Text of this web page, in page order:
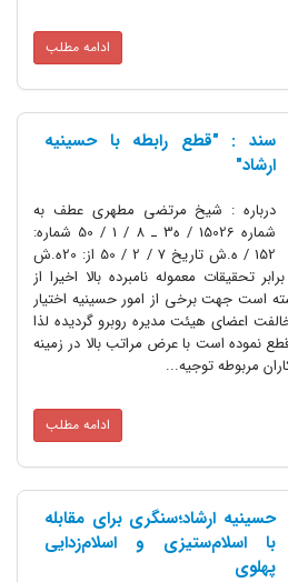
ادامه مطلب
سند : "قطع رابطه با حسینیه
ارشاد"
درباره : شیخ مرتضى مطهرى عطف به
شماره 15026 / ه3 ـ 8 / 1 / 50 شماره:
152 / ه.ش تاریخ 7 / 2 / 50 از: 20ه.ش
ساواک تهران ه3 برابر تحقیقات معموله نامبرده بالا اخیرا از
است جهت برخى از امور حسینیه اختیار
اعضاى هیئت مدیره روبرو گردیده لذا
نموده است با عرض مراتب بالا در زمینه
مربوطه توجیه...
ادامه مطلب
حسینیه ارشاد؛سنگری برای مقابله
با اسلام‌ستیزی و اسلام‌زدایی
پهلوی